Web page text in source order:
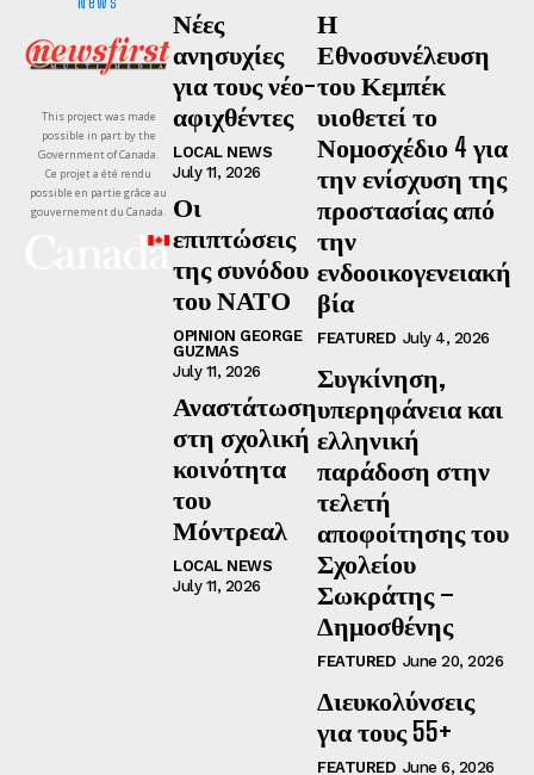
This project was made
possible in part by the
Government of Canada.
Ce projet a été rendu
possible en partie grâce au
gouvernement du Canada.
Νέες
ανησυχίες
για τους νέο-
αφιχθέντες
LOCAL NEWS
July 11, 2026
Οι
επιπτώσεις
της συνόδου
του ΝΑΤΟ
OPINION GEORGE
GUZMAS
July 11, 2026
Αναστάτωση
στη σχολική
κοινότητα
του
Μόντρεαλ
LOCAL NEWS
July 11, 2026
Η
Εθνοσυνέλευση
του Κεμπέκ
υιοθετεί το
Νομοσχέδιο 4 για
την ενίσχυση της
προστασίας από
την
ενδοοικογενειακή
βία
FEATURED July 4, 2026
Συγκίνηση,
υπερηφάνεια και
ελληνική
παράδοση στην
τελετή
αποφοίτησης του
Σχολείου
Σωκράτης –
Δημοσθένης
FEATURED June 20, 2026
Διευκολύνσεις
για τους 55+
FEATURED June 6, 2026